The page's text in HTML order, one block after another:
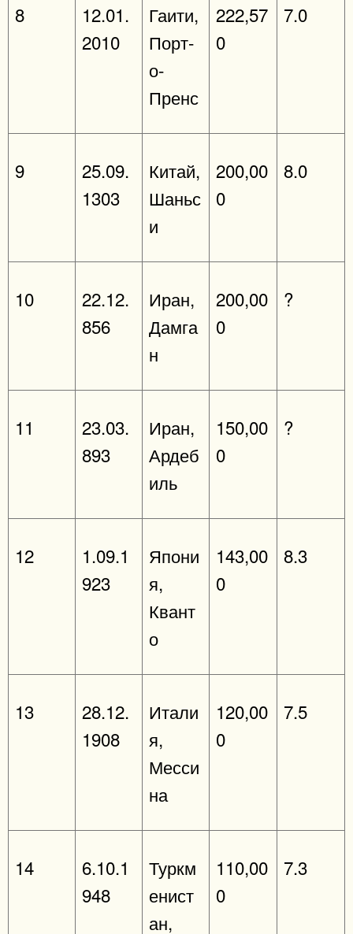
8
12.01.
2010
Гаити,
Порт-
о-
Пренс
222,57
0
7.0
9
25.09.
1303
Китай,
Шаньс
и
200,00
0
8.0
10
22.12.
856
Иран,
Дамга
н
200,00
0
?
11
23.03.
893
Иран,
Ардеб
иль
150,00
0
?
12
1.09.1
923
Япони
я,
Квант
о
143,00
0
8.3
13
28.12.
1908
Итали
я,
Месси
на
120,00
0
7.5
14
6.10.1
948
Туркм
енист
ан,
110,00
0
7.3